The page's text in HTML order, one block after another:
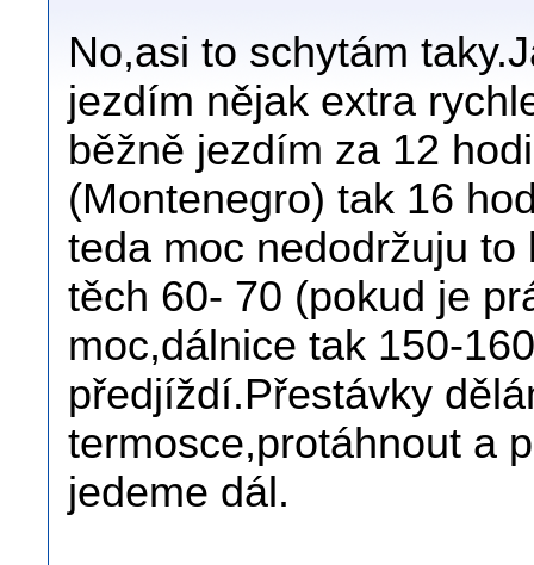
No,asi to schytám
jezdím nějak extra
běžně jezdím za 12
(Montenegro) tak 16
teda moc nedodržuju
těch 60- 70 (pokud je
moc,dálnice tak 150-
předjíždí.Přestávky
termosce,protáhnout a
jedeme dál.